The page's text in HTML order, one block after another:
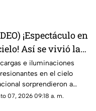
¡Espectáculo en
Así se vivió la
eléctrica de
jueves en Ciudad
e iluminaciones
en el cielo
sorprendieron a
de Ciudad Juárez y
07, 2026 09:18 a. m.